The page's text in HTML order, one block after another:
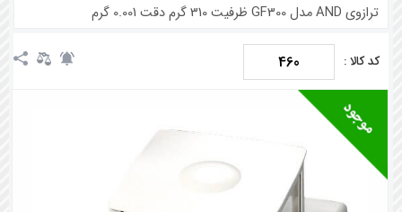
ترازوی AND مدل GF300 ظرفیت 310 گرم دقت 0.001 گرم
کد کالا : 460